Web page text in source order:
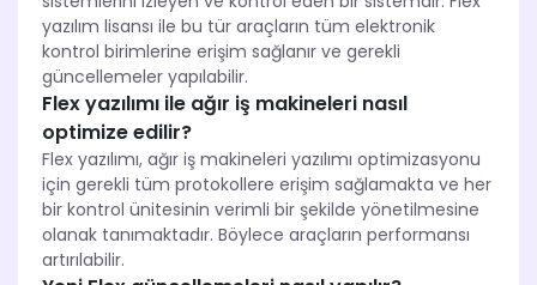
yazılım lisansı ile bu tür araçların tüm elektronik
kontrol birimlerine erişim sağlanır ve gerekli
güncellemeler yapılabilir.
Flex yazılımı ile ağır iş makineleri nasıl
optimize edilir?
Flex yazılımı, ağır iş makineleri yazılımı optimizasyonu
için gerekli tüm protokollere erişim sağlamakta ve her
bir kontrol ünitesinin verimli bir şekilde yönetilmesine
olanak tanımaktadır. Böylece araçların performansı
artırılabilir.